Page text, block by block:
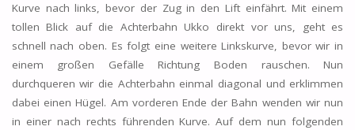
Kurve nach links, bevor der Zug in den Lift einfährt. Mit einem
tollen Blick auf die Achterbahn Ukko direkt vor uns, geht es
schnell nach oben. Es folgt eine weitere Linkskurve, bevor wir in
einem großen Gefälle Richtung Boden rauschen. Nun
durchqueren wir die Achterbahn einmal diagonal und erklimmen
dabei einen Hügel. Am vorderen Ende der Bahn wenden wir nun
in einer nach rechts führenden Kurve. Auf dem nun folgenden